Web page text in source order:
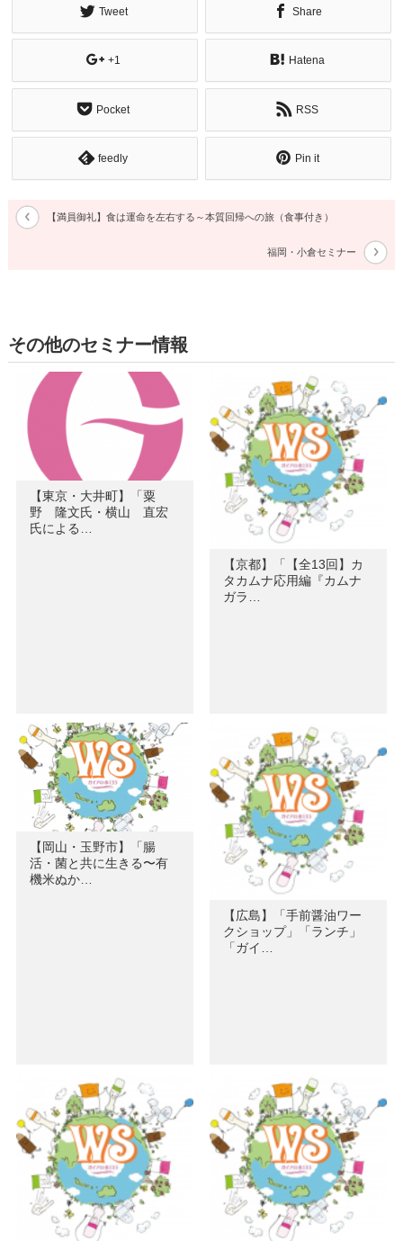
Tweet Share
+1 Hatena
Pocket RSS
feedly Pin it
【満員御礼】食は運命を左右する～本質回帰への旅（食事付き）
福岡・小倉セミナー
その他のセミナー情報
【東京・大井町】「粟
野 隆文氏・横山 直宏
氏による…
【京都】「【全13回】カ
タカムナ応用編『カムナ
ガラ…
【岡山・玉野市】「腸
活・菌と共に生きる〜有
機米ぬか…
【広島】「手前醤油ワー
クショップ」「ランチ」
「ガイ…